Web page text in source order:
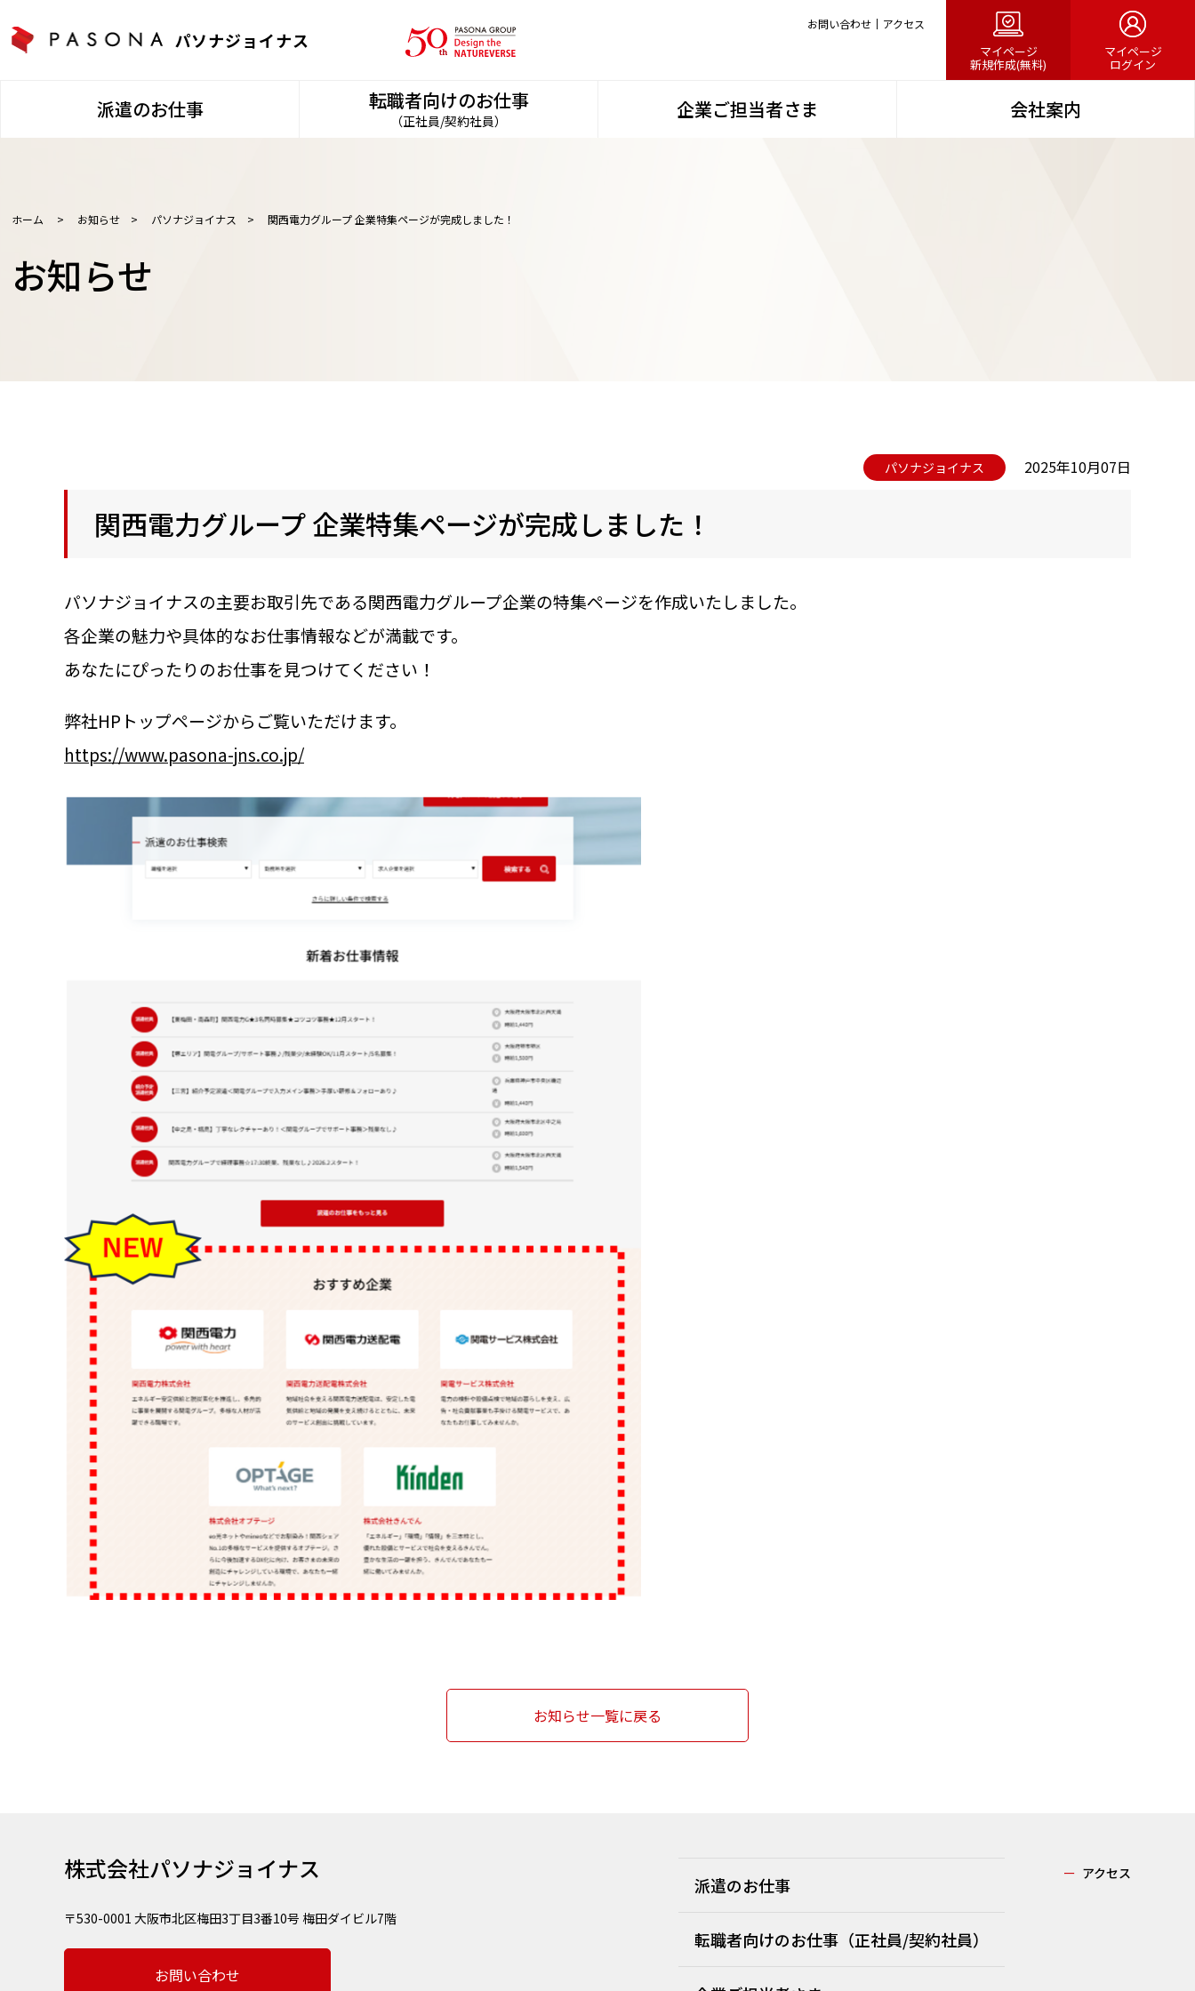
パソナジョイナス
お問い合わせ アクセス
マイページ
新規作成(無料)
マイページ
ログイン
派遣のお仕事 転職者向けのお仕事
（正社員/契約社員） 企業ご担当者さま 会社案内
ホーム > お知らせ > パソナジョイナス > 関西電力グループ 企業特集ページが完成しました！
お知らせ
パソナジョイナス 2025年10月07日
関西電力グループ 企業特集ページが完成しました！
パソナジョイナスの主要お取引先である関西電力グループ企業の特集ページを作成いたしました。
各企業の魅力や具体的なお仕事情報などが満載です。
あなたにぴったりのお仕事を見つけてください！
弊社HPトップページからご覧いただけます。
https://www.pasona-jns.co.jp/
お知らせ一覧に戻る
株式会社パソナジョイナス
〒530-0001 大阪市北区梅田3丁目3番10号 梅田ダイビル7階
お問い合わせ
派遣のお仕事
転職者向けのお仕事（正社員/契約社員）
ー アクセス